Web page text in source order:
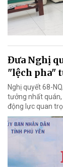
Đưa Nghị
"lệch pha"
Nghị quyết 68-
tưởng nhất
động lực quan